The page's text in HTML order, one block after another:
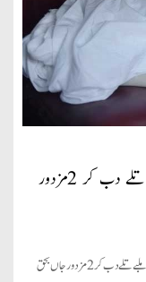
اسلام آباد؛ فیکٹری کی چھت گرنے سے ملبے تلے دب کر 2مزدور
اسلام آباد: تھانہ ہمک کے علاقے کہوٹہ روڈ پر فیکٹری کی چھت گرنے سے ملبے تلے دب کر 2 مزدور جاں بحق